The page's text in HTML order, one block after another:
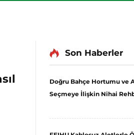
Son Haberler
Doğru Bahçe Hortumu ve
Seçmeye İlişkin Nihai